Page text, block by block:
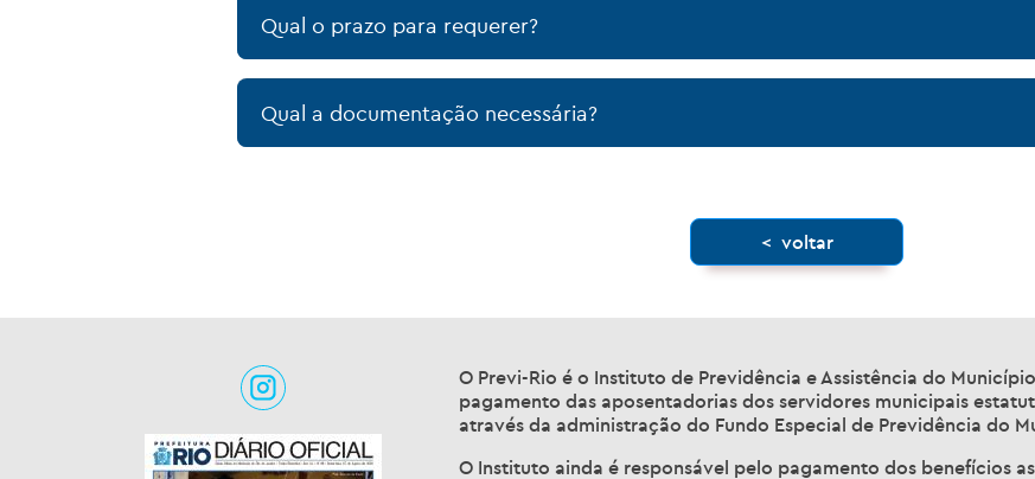
Qual o prazo para requerer?
Qual a documentação necessária?
< voltar
O Previ-Rio é o Instituto de Previdência e Assistência do
pagamento das aposentadorias dos servidores municipais
através da administração do Fundo Especial de Previdência do
O Instituto ainda é responsável pelo pagamento dos benefícios